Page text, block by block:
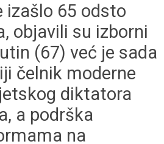
izašlo 65 odsto
objavili su izborni
(67) već je sada
čelnik moderne
diktatora
a podrška
na